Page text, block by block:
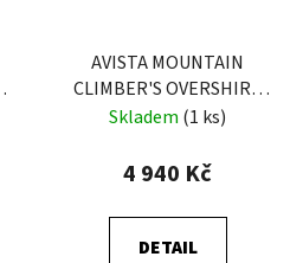
AVISTA MOUNTAIN
CLIMBER'S OVERSHIRT
MAN BLUEBERRY
Skladem (1 ks)
4 940 Kč
DETAIL